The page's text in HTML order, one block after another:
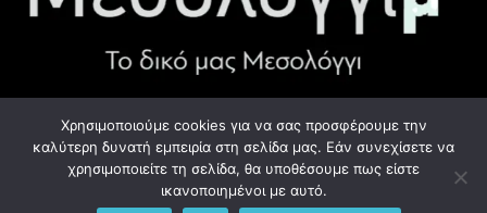
ΧΡΉΣΙΜΑ LINK
Προσωπικά Δεδομένα - GDPR
Χρησιμοποιούμε cookies για να σας προσφέρουμε την
καλύτερη δυνατή εμπειρία στη σελίδα μας. Εάν συνεχίσετε να
χρησιμοποιείτε τη σελίδα, θα υποθέσουμε πως είστε
ικανοποιημένοι με αυτό.